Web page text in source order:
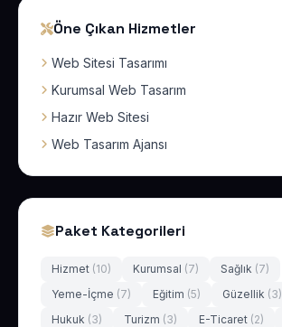
Öne Çıkan Hizmetler
Web Sitesi Tasarımı
Kurumsal Web Tasarım
Hazır Web Sitesi
Web Tasarım Ajansı
Paket Kategorileri
Hizmet (10) Kurumsal (7) Sağlık (7)
Yeme-İçme (7) Eğitim (5) Güzellik (3)
Hukuk (3) Turizm (3) E-Ticaret (2)